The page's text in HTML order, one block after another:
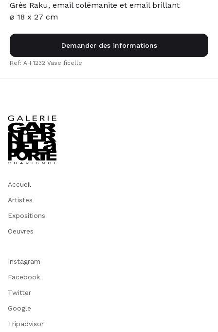
Grès Raku, email colémanite et email brillant
⌀ 18 x 27 cm
Demander des informations
Ref: AH 1232 Vase ficelle
Accueil
Artistes
Expositions
Oeuvres
Instagram
Facebook
Twitter
Google
Tripadvisor